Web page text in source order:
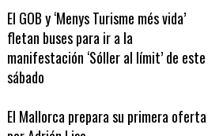
El GOB y ‘Menys Turisme més vida’
fletan buses para ir a la
manifestación ‘Sóller al límit’ de este
sábado